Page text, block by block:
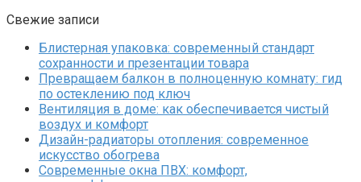
Свежие записи
Блистерная упаковка: современный стандарт
сохранности и презентации товара
Превращаем балкон в полноценную комнату: гид
по остеклению под ключ
Вентиляция в доме: как обеспечивается чистый
воздух и комфорт
Дизайн-радиаторы отопления: современное
искусство обогрева
Современные окна ПВХ: комфорт,